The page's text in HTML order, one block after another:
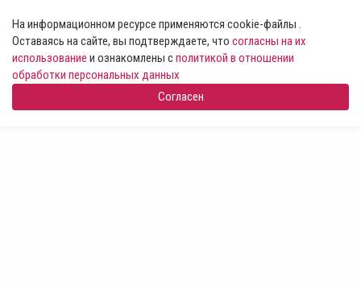
На информационном ресурсе применяются cookie-файлы .
Оставаясь на сайте, вы подтверждаете, что согласны на их
использование и ознакомлены сполитикой в отношении
обработки персональных данных
Согласен